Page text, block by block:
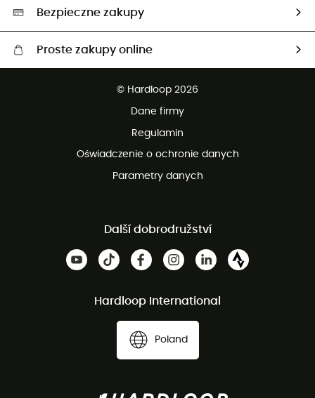
Wybrane produkty eko
Bezpieczne zakupy
Proste zakupy online
© Hardloop 2026
Dane firmy
Regulamin
Oświadczenie o ochronie danych
Parametry danych
Další dobrodružství
Hardloop International
Poland